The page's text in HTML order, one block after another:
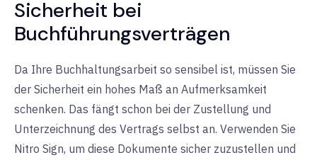
Sicherheit bei
Buchführungsverträgen
Da Ihre Buchhaltungsarbeit so sensibel ist, müssen Sie
der Sicherheit ein hohes Maß an Aufmerksamkeit
schenken. Das fängt schon bei der Zustellung und
Unterzeichnung des Vertrags selbst an. Verwenden Sie
Nitro Sign, um diese Dokumente sicher zuzustellen und